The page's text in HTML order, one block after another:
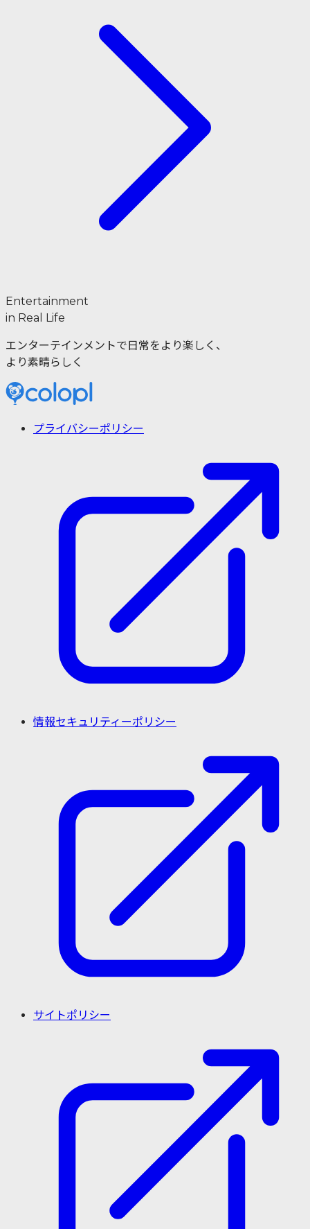
Entertainment
in Real Life
エンターテインメントで日常をより楽しく、
より素晴らしく
プライバシーポリシー
情報セキュリティーポリシー
サイトポリシー